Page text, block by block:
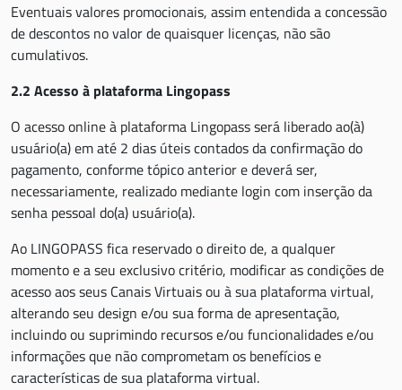
Eventuais valores promocionais, assim entendida a concessão
de descontos no valor de quaisquer licenças, não são
cumulativos.
2.2 Acesso à plataforma Lingopass
O acesso online à plataforma Lingopass será liberado ao(à)
usuário(a) em até 2 dias úteis contados da confirmação do
pagamento, conforme tópico anterior e deverá ser,
necessariamente, realizado mediante login com inserção da
senha pessoal do(a) usuário(a).
Ao LINGOPASS fica reservado o direito de, a qualquer
momento e a seu exclusivo critério, modificar as condições de
acesso aos seus Canais Virtuais ou à sua plataforma virtual,
alterando seu design e/ou sua forma de apresentação,
incluindo ou suprimindo recursos e/ou funcionalidades e/ou
informações que não comprometam os benefícios e
características de sua plataforma virtual.